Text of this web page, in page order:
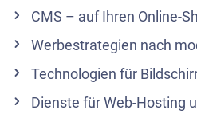
CMS – auf Ihren Online-
Werbestrategien nach
Technologien für
Dienste für Web-Hosting